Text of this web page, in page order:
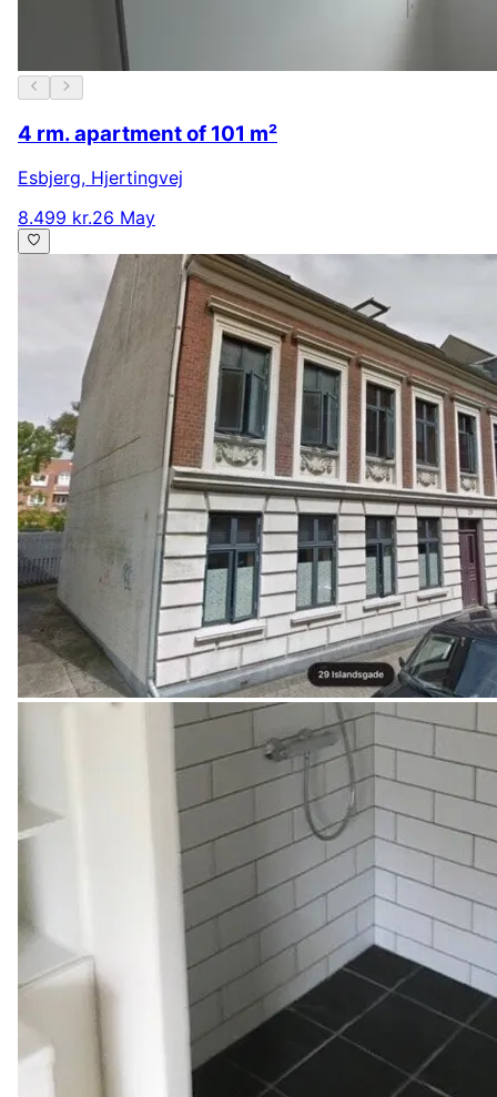
4 rm. apartment of 101 m²
Esbjerg, Hjertingvej
8.499 kr.26 May